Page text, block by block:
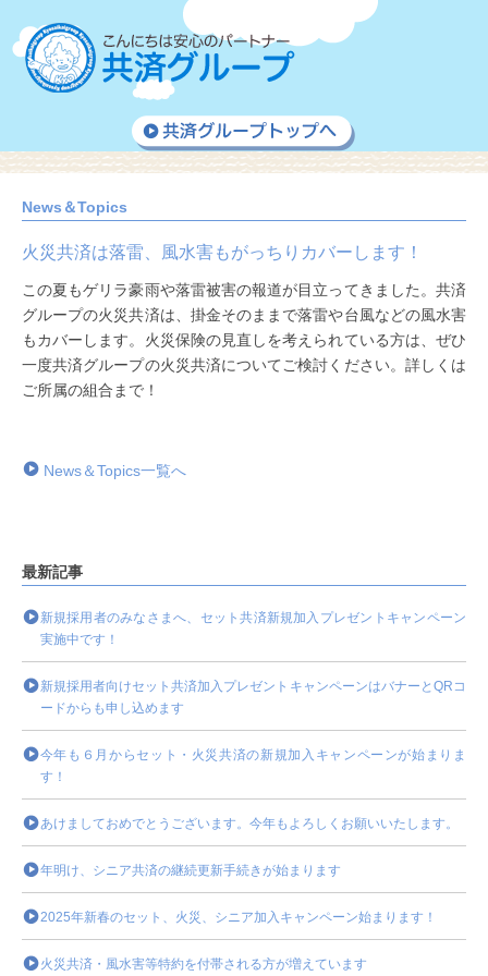
News＆Topics
火災共済は落雷、風水害もがっちりカバーします！
この夏もゲリラ豪雨や落雷被害の報道が目立ってきました。共済
グループの火災共済は、掛金そのままで落雷や台風などの風水害
もカバーします。火災保険の見直しを考えられている方は、ぜひ
一度共済グループの火災共済についてご検討ください。詳しくは
ご所属の組合まで！
News＆Topics一覧へ
最新記事
新規採用者のみなさまへ、セット共済新規加入プレゼントキャンペーン
実施中です！
新規採用者向けセット共済加入プレゼントキャンペーンはバナーとQRコ
ードからも申し込めます
今年も６月からセット・火災共済の新規加入キャンペーンが始まりま
す！
あけましておめでとうございます。今年もよろしくお願いいたします。
年明け、シニア共済の継続更新手続きが始まります
2025年新春のセット、火災、シニア加入キャンペーン始まります！
火災共済・風水害等特約を付帯される方が増えています